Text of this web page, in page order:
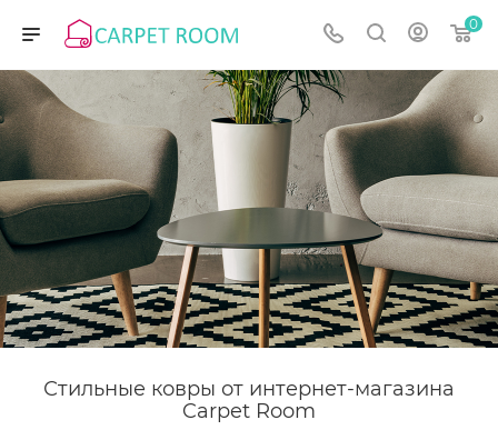
0
Стильные ковры от интернет-магазина
Carpet Room